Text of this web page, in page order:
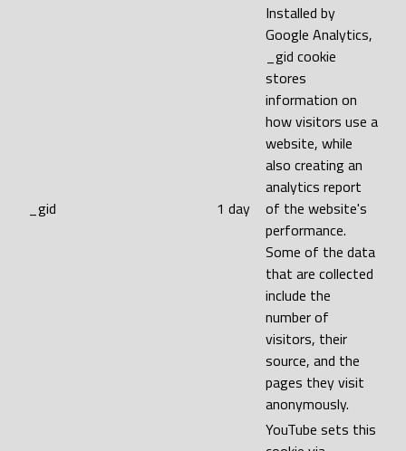
_gid 1 day
Installed by
Google Analytics,
_gid cookie
stores
information on
how visitors use a
website, while
also creating an
analytics report
of the website's
performance.
Some of the data
that are collected
include the
number of
visitors, their
source, and the
pages they visit
anonymously.
YouTube sets this